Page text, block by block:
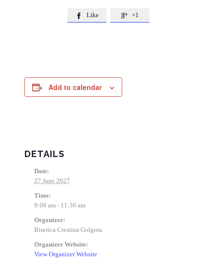
 Like  +1
Add to calendar
DETAILS
Date:
27 June 2027
Time:
9:00 am - 11:30 am
Organizer:
Biserica Crestina Golgota
Organizer Website:
View Organizer Website